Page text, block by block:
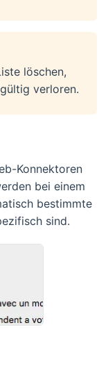
löschen,
verloren.
Konnektoren
bei einem
bestimmte
sind.